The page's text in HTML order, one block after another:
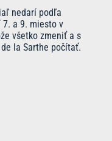
nedarí podľa
7. a 9. miesto v
všetko zmeniť a s
la Sarthe počítať.